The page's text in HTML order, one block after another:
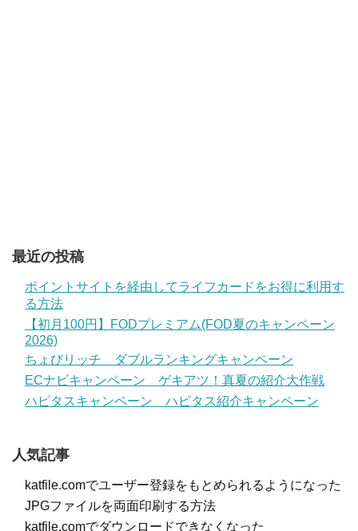
最近の投稿
ポイントサイトを経由してライフカードをお得に利用す
る方法
【初月100円】FODプレミアム(FOD夏のキャンペーン
2026)
ちょびリッチ ダブルランキングキャンペーン
ECナビキャンペーン ゲキアツ！真夏の紹介大作戦
ハピタスキャンペーン ハピタス紹介キャンペーン
人気記事
katfile.comでユーザー登録をもとめられるようになった
JPGファイルを両面印刷する方法
katfile.comでダウンロードできなくなった